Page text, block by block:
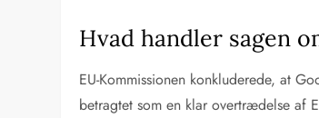
Hvad handler sagen
EU-Kommissionen konkluderede, at
betragtet som en klar overtrædelse af